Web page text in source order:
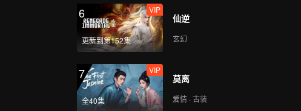
6
更新到第152集
VIP
仙逆
玄幻
7
全40集
VIP
莫离
爱情 · 古装